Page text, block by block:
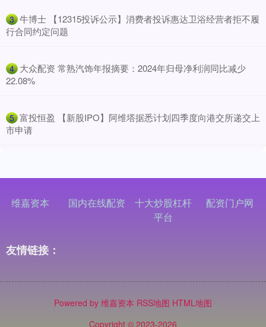
3 ​牛博士 【12315投诉公示】消费者投诉惠达卫浴经营者拒不履
行合同约定问题
4 ​大众配资 常熟汽饰年报摘要：2024年归母净利润同比减少
22.08%
5 ​富投恒盈 【新股IPO】阿维塔据悉计划四季度向港交所递交上
市申请
维嘉资本 国内在线配资
十大炒股杠杆
平台
配资门户网
友情链接：
Powered by 维嘉资本 RSS地图 HTML地图
Copyright © 2023-2026